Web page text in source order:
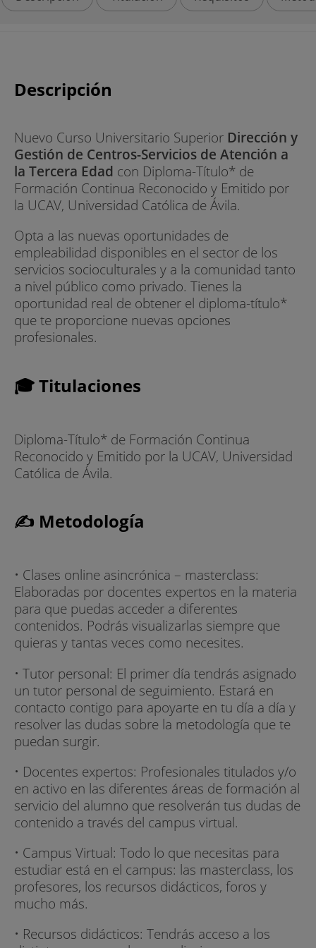
Descripción
Nuevo Curso Universitario Superior Dirección y
Gestión de Centros-Servicios de Atención a
la Tercera Edad con Diploma-Título* de
Formación Continua Reconocido y Emitido por
la UCAV, Universidad Católica de Ávila.
Opta a las nuevas oportunidades de
empleabilidad disponibles en el sector de los
servicios socioculturales y a la comunidad tanto
a nivel público como privado. Tienes la
oportunidad real de obtener el diploma-título*
que te proporcione nuevas opciones
profesionales.
🎓 Titulaciones
Diploma-Título* de Formación Continua
Reconocido y Emitido por la UCAV, Universidad
Católica de Ávila.
✍ Metodología
• Clases online asincrónica – masterclass:
Elaboradas por docentes expertos en la materia
para que puedas acceder a diferentes
contenidos. Podrás visualizarlas siempre que
quieras y tantas veces como necesites.
• Tutor personal: El primer día tendrás asignado
un tutor personal de seguimiento. Estará en
contacto contigo para apoyarte en tu día a día y
resolver las dudas sobre la metodología que te
puedan surgir.
• Docentes expertos: Profesionales titulados y/o
en activo en las diferentes áreas de formación al
servicio del alumno que resolverán tus dudas de
contenido a través del campus virtual.
• Campus Virtual: Todo lo que necesitas para
estudiar está en el campus: las masterclass, los
profesores, los recursos didácticos, foros y
mucho más.
• Recursos didácticos: Tendrás acceso a los